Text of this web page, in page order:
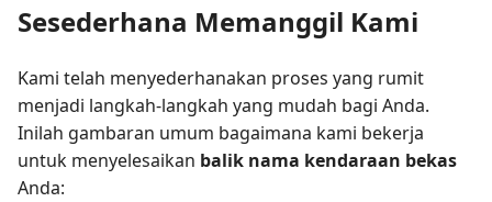
Sesederhana Memanggil Kami
Kami telah menyederhanakan proses yang rumit
menjadi langkah-langkah yang mudah bagi Anda.
Inilah gambaran umum bagaimana kami bekerja
untuk menyelesaikan balik nama kendaraan bekas
Anda: